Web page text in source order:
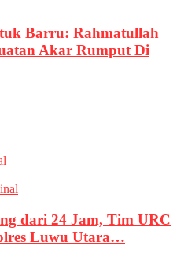
Barru: Rahmatullah
Akar Rumput Di
dari 24 Jam, Tim URC
Luwu Utara…